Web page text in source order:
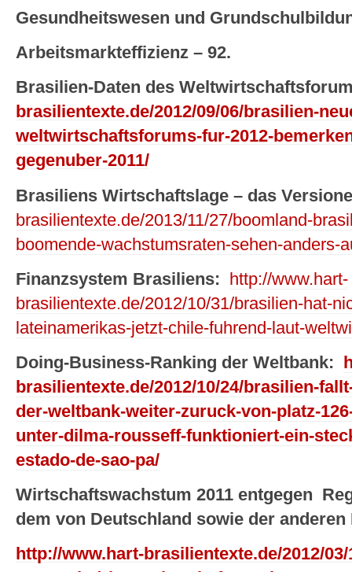
Gesundheitswesen und
Arbeitsmarkteffizienz – 92.
Brasilien-Daten des
brasilientexte.de/2012/09/06/brasilien-
weltwirtschaftsforums-fur-2012-
gegenuber-2011/
Brasiliens Wirtschaftslage – das
brasilientexte.de/2013/11/27/boomland-
boomende-wachstumsraten-sehen-anders-
Finanzsystem Brasiliens:
http://www.hart-
brasilientexte.de/2012/10/31/brasilien-hat-
lateinamerikas-jetzt-chile-fuhrend-laut-
Doing-Business-Ranking der Weltbank:
brasilientexte.de/2012/10/24/brasilien-
der-weltbank-weiter-zuruck-von-platz-
unter-dilma-rousseff-funktioniert-ein-
estado-de-sao-pa/
Wirtschaftswachstum 2011 entgegen
dem von Deutschland sowie der anderen
http://www.hart-brasilientexte.de/2012/